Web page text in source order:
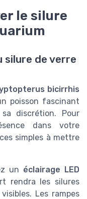
le silure
silure de verre
bicirrhis
poisson fascinant
discrétion. Pour
dans votre
simples à mettre
un éclairage LED
rendra les silures
Les rampes